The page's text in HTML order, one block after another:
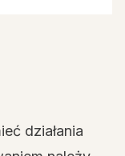
działania